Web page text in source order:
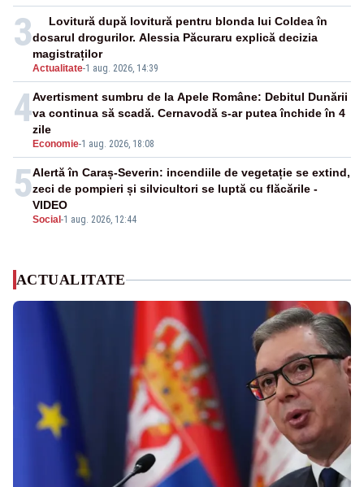
3
Actualitate-1 aug. 2026, 14:39
Lovitură după lovitură pentru blonda lui Coldea în
dosarul drogurilor. Alessia Păcuraru explică decizia
magistraților
4
Economie-1 aug. 2026, 18:08
Avertisment sumbru de la Apele Române: Debitul Dunării
va continua să scadă. Cernavodă s-ar putea închide în 4
zile
5
Social -1 aug. 2026, 12:44
Alertă în Caraș-Severin: incendiile de vegetație se extind,
zeci de pompieri și silvicultori se luptă cu flăcările -
VIDEO
ACTUALITATE